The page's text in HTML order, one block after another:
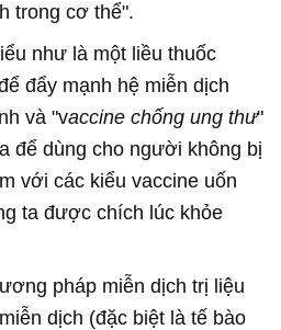
trong cơ thể".
như là một liều thuốc
đẩy mạnh hệ miễn dịch
và "vaccine chống ung thư"
để dùng cho người không bị
với các kiểu vaccine uốn
ta được chích lúc khỏe
pháp miễn dịch trị liệu
dịch (đặc biệt là tế bào